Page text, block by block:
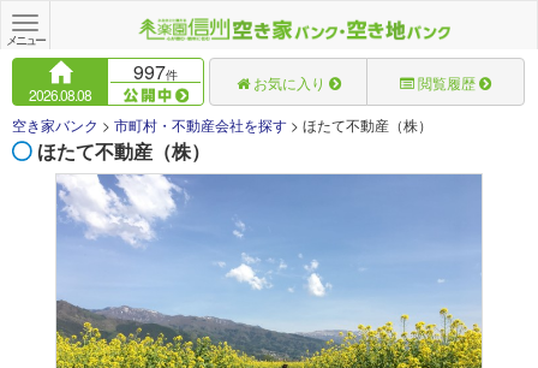
Toggle
navigation
メニュー
2026.08.08
997件 お気に入り 閲覧履歴
空き家バンク > 市町村・不動産会社を探す > ほたて不動産（株）
ほたて不動産（株）